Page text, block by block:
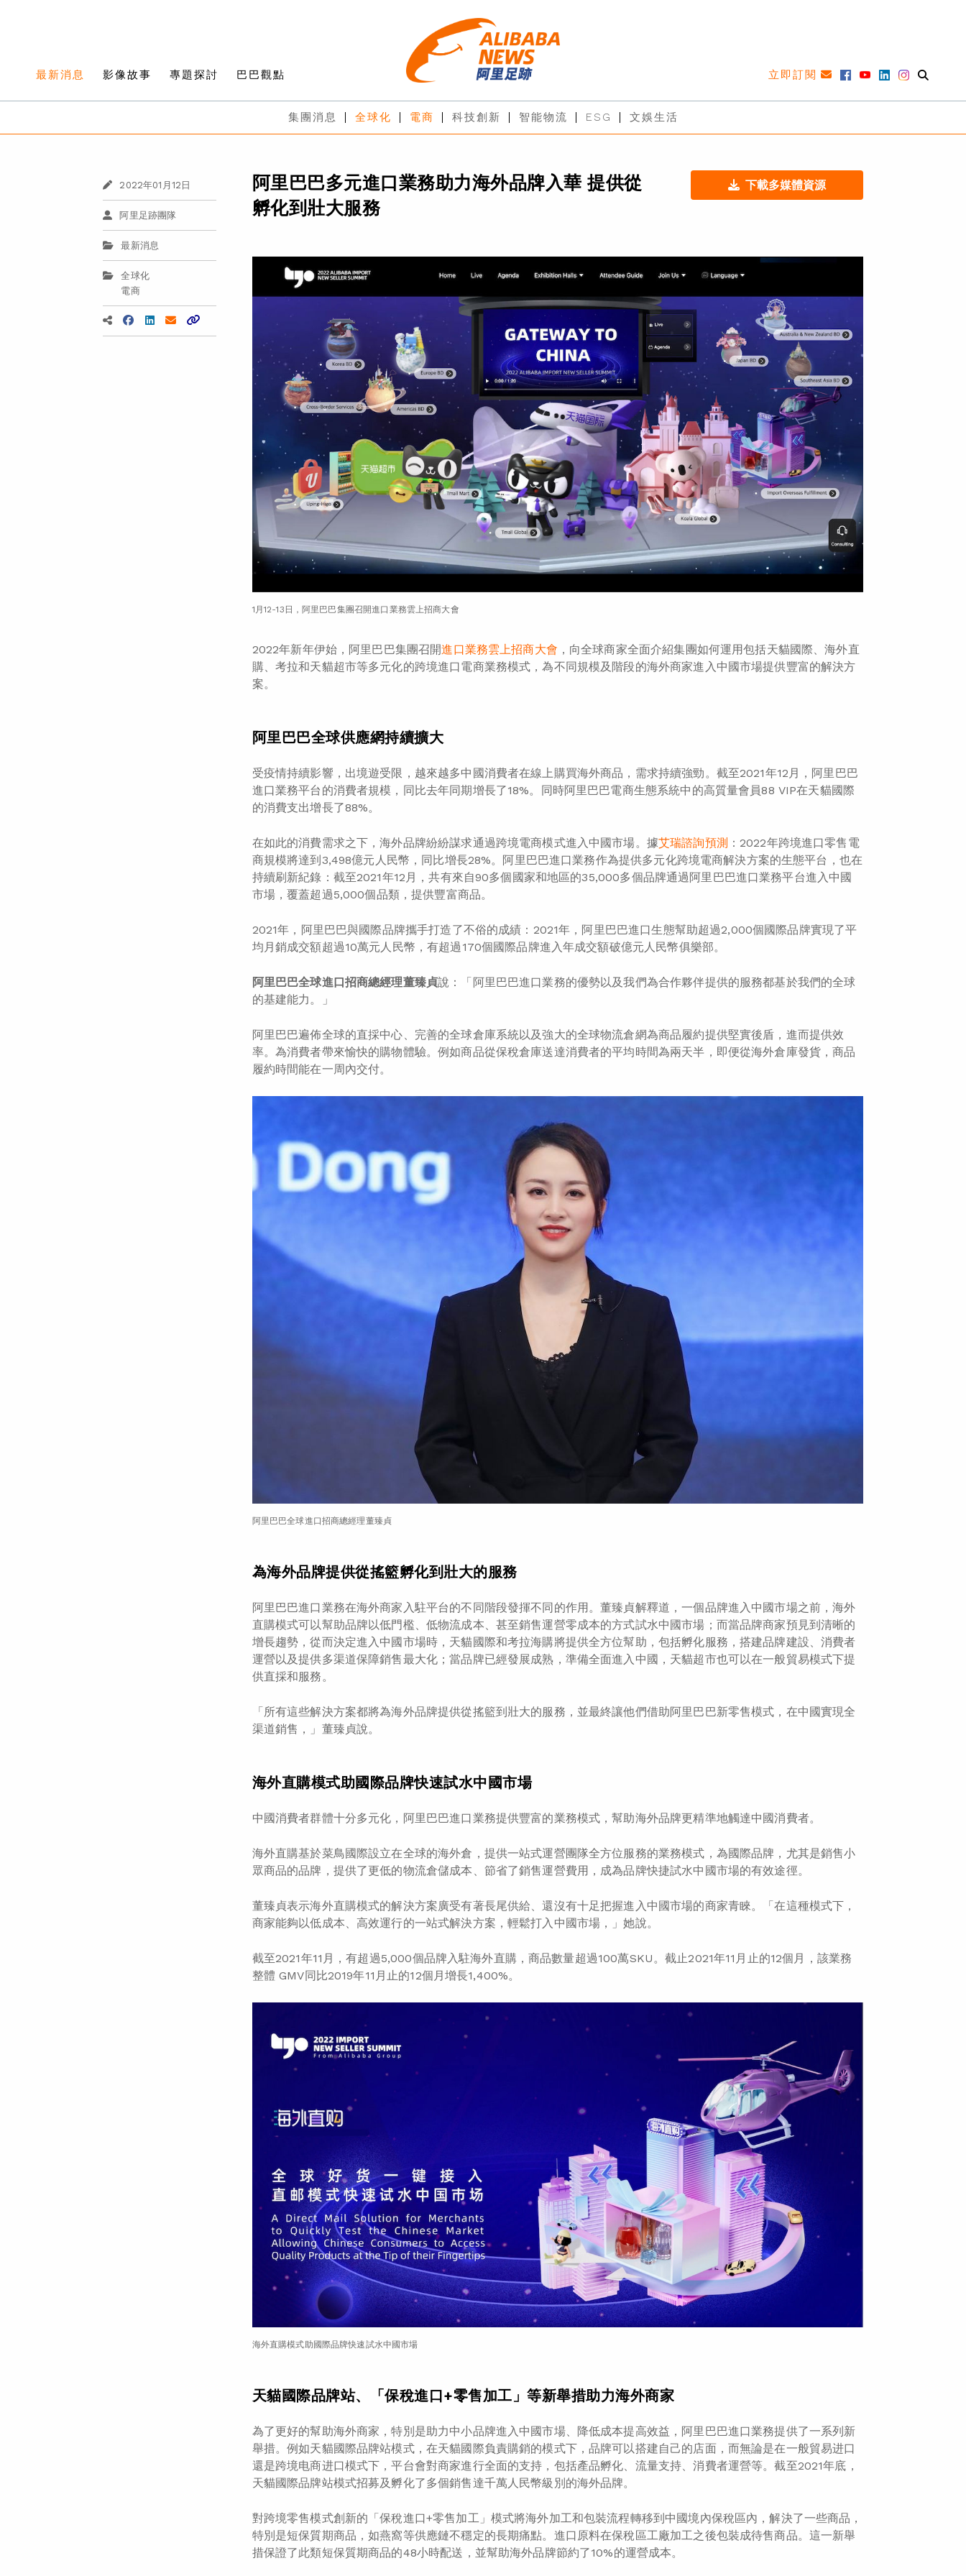
最新消息 影像故事 專題探討 巴巴觀點 立即訂閱
集團消息 全球化 電商 科技創新 智能物流 ESG 文娛生活
2022年01月12日
阿里足跡團隊
最新消息
全球化
電商
阿里巴巴多元進口業務助力海外品牌入華 提供從
孵化到壯大服務
下載多媒體資源
1月12-13日，阿里巴巴集團召開進口業務雲上招商大會
2022年新年伊始，阿里巴巴集團召開進口業務雲上招商大會 ，向全球商家全面介紹集團如何運用包括天貓國際、海外直
購、考拉和天貓超市等多元化的跨境進口電商業務模式，為不同規模及階段的海外商家進入中國市場提供豐富的解決方
案。
阿里巴巴全球供應網持續擴大
受疫情持續影響，出境遊受限，越來越多中國消費者在線上購買海外商品，需求持續強勁。截至2021年12月，阿里巴巴
進口業務平台的消費者規模，同比去年同期增長了18%。同時阿里巴巴電商生態系統中的高質量會員88 VIP在天貓國際
的消費支出增長了88%。
在如此的消費需求之下，海外品牌紛紛謀求通過跨境電商模式進入中國市場。據艾瑞諮詢預測 ：2022年跨境進口零售電
商規模將達到3,498億元人民幣，同比增長28%。阿里巴巴進口業務作為提供多元化跨境電商解決方案的生態平台，也在
持續刷新紀錄：截至2021年12月，共有來自90多個國家和地區的35,000多個品牌通過阿里巴巴進口業務平台進入中國
市場，覆蓋超過5,000個品類，提供豐富商品。
2021年，阿里巴巴與國際品牌攜手打造了不俗的成績：2021年，阿里巴巴進口生態幫助超過2,000個國際品牌實現了平
均月銷成交額超過10萬元人民幣，有超過170個國際品牌進入年成交額破億元人民幣俱樂部。
阿里巴巴全球進口招商總經理董臻貞說：「阿里巴巴進口業務的優勢以及我們為合作夥伴提供的服務都基於我們的全球
的基建能力。」
阿里巴巴遍佈全球的直採中心、完善的全球倉庫系統以及強大的全球物流倉網為商品履約提供堅實後盾，進而提供效
率。為消費者帶來愉快的購物體驗。例如商品從保稅倉庫送達消費者的平均時間為兩天半，即便從海外倉庫發貨，商品
履約時間能在一周內交付。
阿里巴巴全球進口招商總經理董臻貞
為海外品牌提供從搖籃孵化到壯大的服務
阿里巴巴進口業務在海外商家入駐平台的不同階段發揮不同的作用。董臻貞解釋道，一個品牌進入中國市場之前，海外
直購模式可以幫助品牌以低門檻、低物流成本、甚至銷售運營零成本的方式試水中國市場；而當品牌商家預見到清晰的
增長趨勢，從而決定進入中國市場時，天貓國際和考拉海購將提供全方位幫助，包括孵化服務，搭建品牌建設、消費者
運營以及提供多渠道保障銷售最大化；當品牌已經發展成熟，準備全面進入中國，天貓超市也可以在一般貿易模式下提
供直採和服務。
「所有這些解決方案都將為海外品牌提供從搖籃到壯大的服務，並最終讓他們借助阿里巴巴新零售模式，在中國實現全
渠道銷售，」董臻貞說。
海外直購模式助國際品牌快速試水中國市場
中國消費者群體十分多元化，阿里巴巴進口業務提供豐富的業務模式，幫助海外品牌更精準地觸達中國消費者。
海外直購基於菜鳥國際設立在全球的海外倉，提供一站式運營團隊全方位服務的業務模式，為國際品牌，尤其是銷售小
眾商品的品牌，提供了更低的物流倉儲成本、節省了銷售運營費用，成為品牌快捷試水中國市場的有效途徑。
董臻貞表示海外直購模式的解決方案廣受有著長尾供給、還沒有十足把握進入中國市場的商家青睞。「在這種模式下，
商家能夠以低成本、高效運行的一站式解決方案，輕鬆打入中國市場，」她說。
截至2021年11月，有超過5,000個品牌入駐海外直購，商品數量超過100萬SKU。截止2021年11月止的12個月，該業務
整體 GMV同比2019年11月止的12個月增長1,400%。
海外直購模式助國際品牌快速試水中國市場
天貓國際品牌站、「保稅進口+零售加工」等新舉措助力海外商家
為了更好的幫助海外商家，特別是助力中小品牌進入中國市場、降低成本提高效益，阿里巴巴進口業務提供了一系列新
舉措。例如天貓國際品牌站模式，在天貓國際負責購銷的模式下，品牌可以搭建自己的店面，而無論是在一般貿易进口
還是跨境电商进口模式下，平台會對商家進行全面的支持，包括產品孵化、流量支持、消費者運營等。截至2021年底，
天貓國際品牌站模式招募及孵化了多個銷售達千萬人民幣級別的海外品牌。
對跨境零售模式創新的「保稅進口+零售加工」模式將海外加工和包裝流程轉移到中國境內保稅區內，解決了一些商品，
特別是短保質期商品，如燕窩等供應鏈不穩定的長期痛點。進口原料在保稅區工廠加工之後包裝成待售商品。這一新舉
措保證了此類短保質期商品的48小時配送，並幫助海外品牌節約了10%的運營成本。